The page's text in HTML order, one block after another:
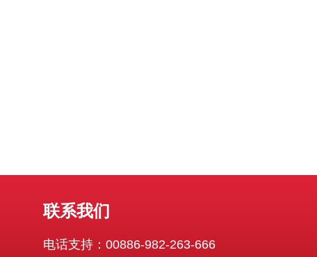
联系我们
电话支持：00886-982-263-666